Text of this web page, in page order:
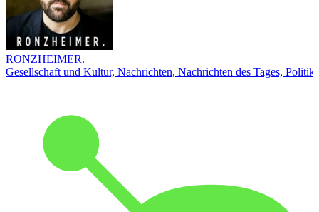
RONZHEIMER.
Gesellschaft und Kultur, Nachrichten, Nachrichten des Tages, Politik